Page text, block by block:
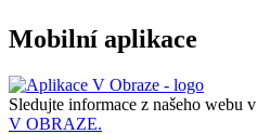
Mobilní aplikace
Sledujte informace z našeho webu v
V OBRAZE.